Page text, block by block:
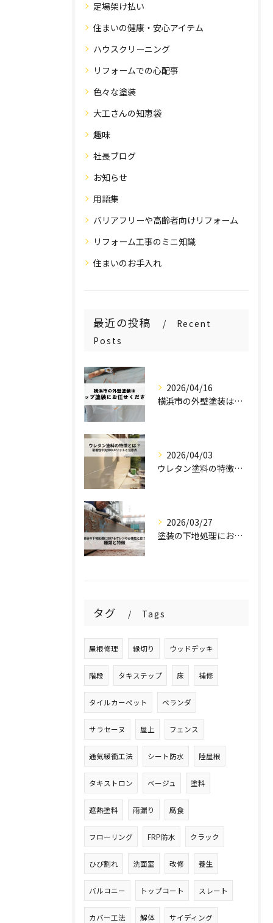
足場架け払い
住まいの健康・安心アイテム
ハウスクリーニング
リフォームでの心配事
色々な塗装
大工さんの知恵袋
趣味
社長ブログ
お知らせ
用語集
バリアフリーや高齢者向けリフォーム
リフォーム工事のミニ知識
住まいのお手入れ
最近の投稿
Recent
Posts
2026/04/16
横浜市の外壁塗装はステップ塗装にお任せください！
2026/04/03
ウレタン塗料の特徴とは？密着性や光沢のメリットと注意点を解説！
2026/03/27
塗装の下地処理におけるケレンの必要性とは？種類と特徴を解説！
タグ Tags
屋根修理 縁切り ウッドデッキ
階段 タキステップ 床 補修
タイルカーペット ベランダ
サラセーヌ 屋上 フェンス
通気緩衝工法 シート防水 陸屋根
タキストロン ベージュ 塗料
遮熱塗料 雨漏り 腐食
フローリング FRP防水 クラック
ひび割れ 洗面室 改修 養生
バルコニー トップコート スレート
カバー工法 解体 サイディング